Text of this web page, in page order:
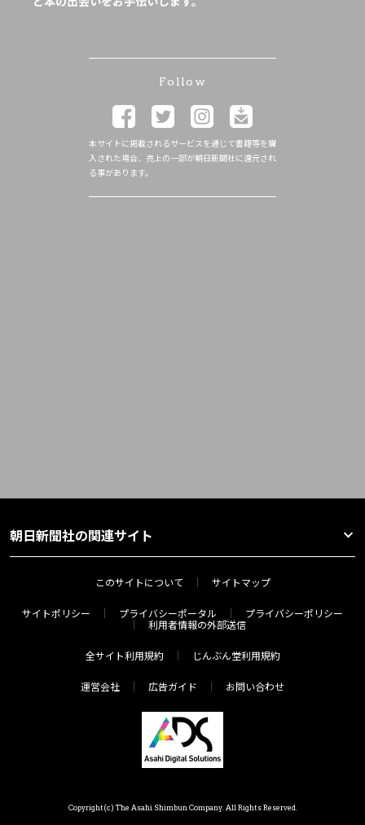
Follow
本サイトに掲載されるサービスを通じて書籍等を購
入された場合、売上の一部が朝日新聞社に還元され
る事があります。
朝日新聞社の関連サイト
このサイトについて サイトマップ
サイトポリシー プライバシーポータル
プライバシーポリシー
利用者情報の外部送信
全サイト利用規約 じんぶん堂利用規約
運営会社 広告ガイド お問い合わせ
Copyright(c) The Asahi Shimbun Company. All Rights Reserved.